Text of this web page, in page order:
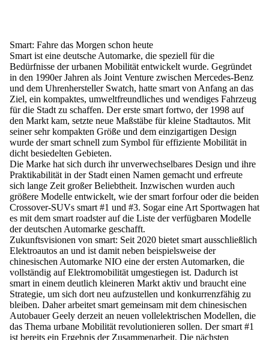
Smart: Fahre das Morgen schon heute
Smart ist eine deutsche Automarke, die speziell für die
Bedürfnisse der urbanen Mobilität entwickelt wurde. Gegründet
in den 1990er Jahren als Joint Venture zwischen Mercedes-Benz
und dem Uhrenhersteller Swatch, hatte smart von Anfang an das
Ziel, ein kompaktes, umweltfreundliches und wendiges Fahrzeug
für die Stadt zu schaffen. Der erste smart fortwo, der 1998 auf
den Markt kam, setzte neue Maßstäbe für kleine Stadtautos. Mit
seiner sehr kompakten Größe und dem einzigartigen Design
wurde der smart schnell zum Symbol für effiziente Mobilität in
dicht besiedelten Gebieten.
Die Marke hat sich durch ihr unverwechselbares Design und ihre
Praktikabilität in der Stadt einen Namen gemacht und erfreute
sich lange Zeit großer Beliebtheit. Inzwischen wurden auch
größere Modelle entwickelt, wie der smart forfour oder die beiden
Crossover-SUVs smart #1 und #3. Sogar eine Art Sportwagen hat
es mit dem smart roadster auf die Liste der verfügbaren Modelle
der deutschen Automarke geschafft.
Zukunftsvisionen von smart: Seit 2020 bietet smart ausschließlich
Elektroautos an und ist damit neben beispielsweise der
chinesischen Automarke NIO eine der ersten Automarken, die
vollständig auf Elektromobilität umgestiegen ist. Dadurch ist
smart in einem deutlich kleineren Markt aktiv und braucht eine
Strategie, um sich dort neu aufzustellen und konkurrenzfähig zu
bleiben. Daher arbeitet smart gemeinsam mit dem chinesischen
Autobauer Geely derzeit an neuen vollelektrischen Modellen, die
das Thema urbane Mobilität revolutionieren sollen. Der smart #1
ist bereits ein Ergebnis der Zusammenarbeit. Die nächsten